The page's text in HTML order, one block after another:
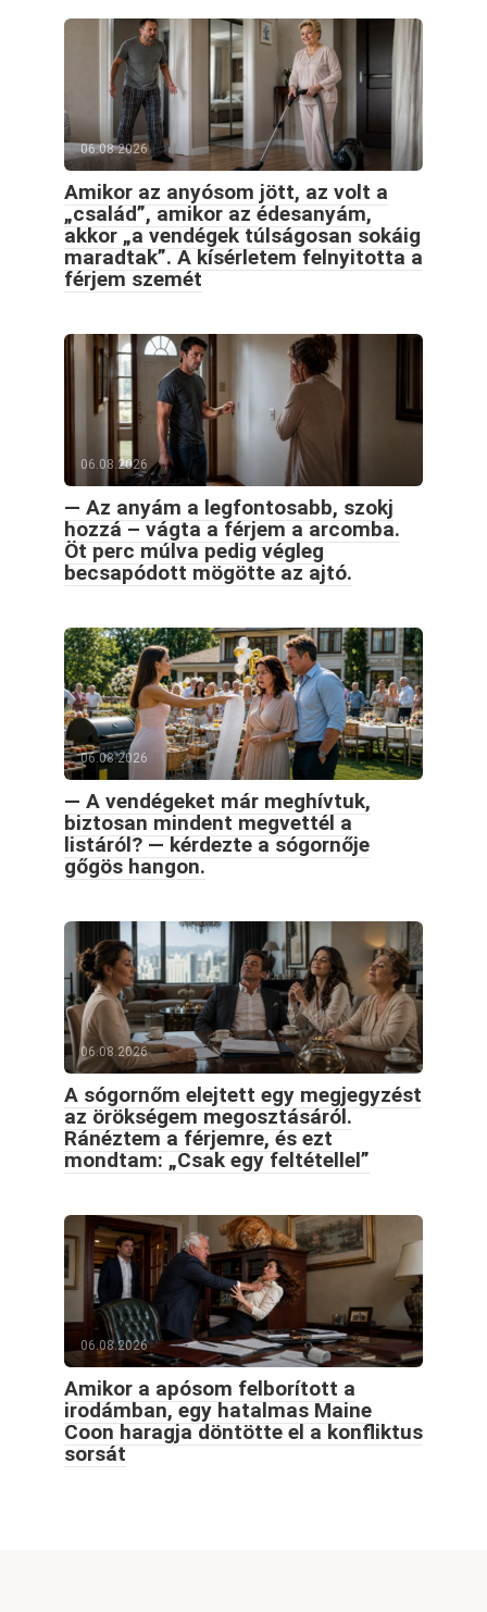
06.08.2026
Amikor az anyósom jött, az volt a
„család”, amikor az édesanyám,
akkor „a vendégek túlságosan sokáig
maradtak”. A kísérletem felnyitotta a
férjem szemét
06.08.2026
— Az anyám a legfontosabb, szokj
hozzá – vágta a férjem a arcomba.
Öt perc múlva pedig végleg
becsapódott mögötte az ajtó.
06.08.2026
— A vendégeket már meghívtuk,
biztosan mindent megvettél a
listáról? — kérdezte a sógornője
gőgös hangon.
06.08.2026
A sógornőm elejtett egy megjegyzést
az örökségem megosztásáról.
Ránéztem a férjemre, és ezt
mondtam: „Csak egy feltétellel”
06.08.2026
Amikor a apósom felborított a
irodámban, egy hatalmas Maine
Coon haragja döntötte el a konfliktus
sorsát